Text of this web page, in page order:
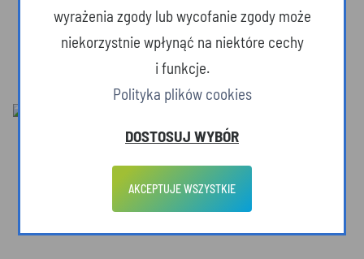
Dzika przyroda
wyrażenia zgody lub wycofanie zgody może
niekorzystnie wpłynąć na niektóre cechy
i funkcje.
Polityka plików cookies
DOSTOSUJ WYBÓR
AKCEPTUJE WSZYSTKIE